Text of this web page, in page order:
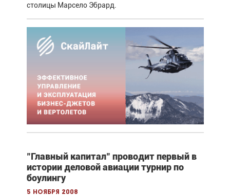
столицы Марсело Эбрард.
"Главный капитал" проводит первый в
истории деловой авиации турнир по
боулингу
5 ноября 2008